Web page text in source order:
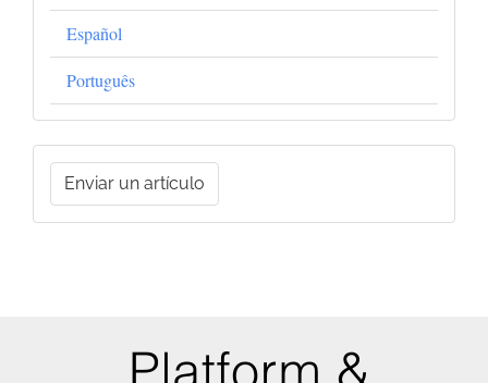
Español
Português
Enviar
unEnviar un artículo